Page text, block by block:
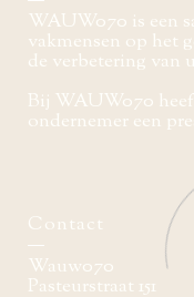
WAUW070 is een
vakmensen op het
de verbetering van
Bij WAUW070
ondernemer een
Contact
Wauw070
Pasteurstraat 151